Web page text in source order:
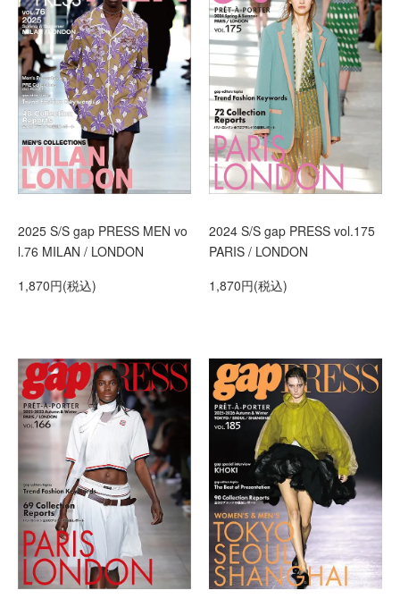
2025 S/S gap PRESS MEN vo
l.76 MILAN / LONDON
1,870円(税込)
2024 S/S gap PRESS vol.175
PARIS / LONDON
1,870円(税込)